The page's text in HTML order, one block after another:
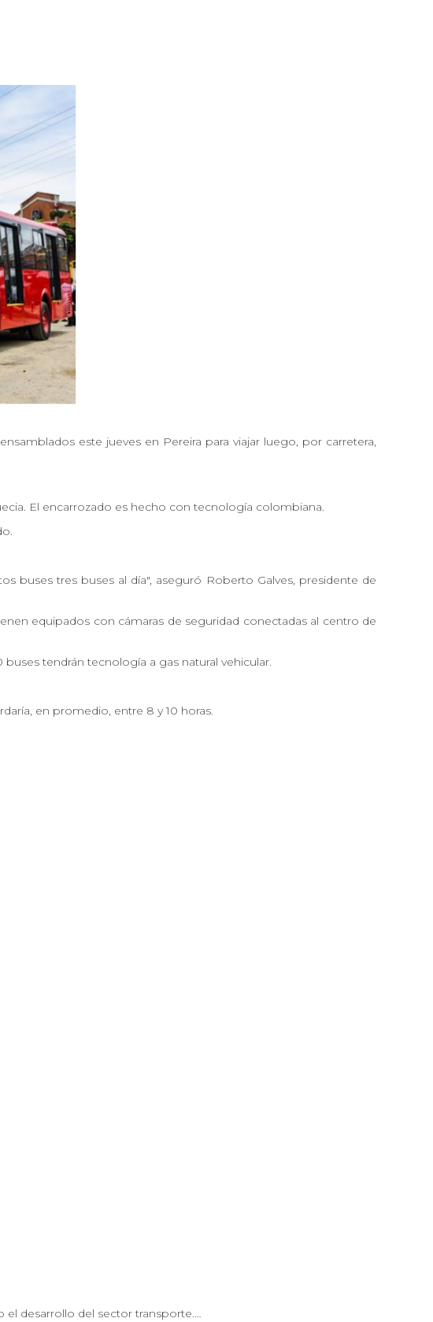
este jueves en Pereira para viajar luego, por carretera,
El encarrozado es hecho con tecnología colombiana.
buses tres buses al día", aseguró Roberto Galves, presidente de
equipados con cámaras de seguridad conectadas al centro de
tendrán tecnología a gas natural vehicular.
en promedio, entre 8 y 10 horas.
desarrollo del sector transporte.…